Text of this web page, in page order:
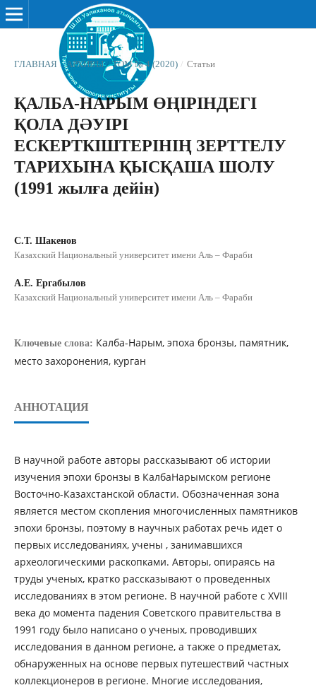
ГЛАВНАЯ / АРХИВЫ / ТОМ № 4 (2020) / Статьи
ҚАЛБА-НАРЫМ ӨҢІРІНДЕГІ
ҚОЛА ДƏУІРІ
ЕСКЕРТКІШТЕРІНІҢ ЗЕРТТЕЛУ
ТАРИХЫНА ҚЫСҚАША ШОЛУ
(1991 жылға дейін)
С.Т. Шакенов
Казахский Национальный университет имени Аль – Фараби
А.Е. Ергабылов
Казахский Национальный университет имени Аль – Фараби
Ключевые слова: Калба-Нарым, эпоха бронзы, памятник,
место захоронения, курган
АННОТАЦИЯ
В научной работе авторы рассказывают об истории
изучения эпохи бронзы в КалбаНарымском регионе
Восточно-Казахстанской области. Обозначенная зона
является местом скопления многочисленных памятников
эпохи бронзы, поэтому в научных работах речь идет о
первых исследованиях, учены , занимавшихся
археологическими раскопками. Авторы, опираясь на
труды ученых, кратко рассказывают о проведенных
исследованиях в этом регионе. В научной работе с XVIII
века до момента падения Советского правительства в
1991 году было написано о ученых, проводивших
исследования в данном регионе, а также о предметах,
обнаруженных на основе первых путешествий частных
коллекционеров в регионе. Многие исследования,